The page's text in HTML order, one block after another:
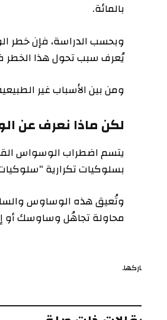
بالمائة.
يُعرف سبب تحول هذا الخطر في
ومن بين الأسباب غير الطبيعية
لكن ماذا نعرف عن
بسلوكيات تكرارية “سلوكيات
وتُعيق هذه الوساوس
محاولة تجاهُل وساوسك أو